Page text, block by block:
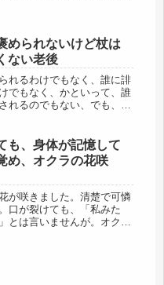
一、鍋だって、これからは
められないけど杖は
ない老後
れるわけでもなく、誰に誹
でもなく、かといって、誰
れるのでもない、でも、体
ど勝手に自分で決めて続け
レジム。今日は雨だったの
も、身体が記憶して
め、オクラの花咲
が咲きました。清楚で可憐
口が裂けても、「私みた
とは言いませんが。オクラ